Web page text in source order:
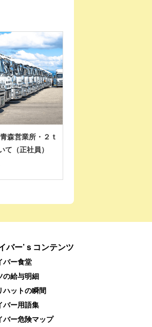
森営業所・２ｔ
（正社員）
バー’ｓコンテンツ
バー食堂
の給与明細
ハットの瞬間
バー用語集
バー危険マップ